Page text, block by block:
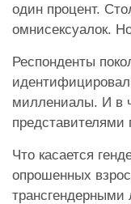
один процент.
омнисексуалок.
Респонденты
миллениалы. И в
представителями
Что касается
опрошенных